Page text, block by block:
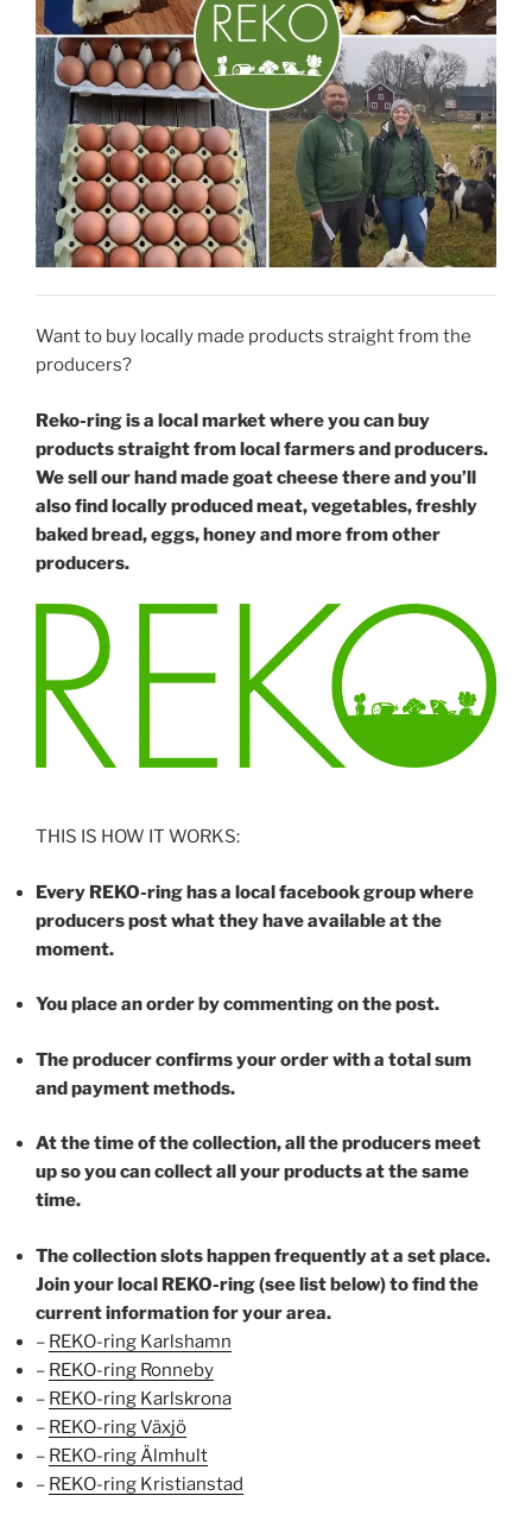
Want to buy locally made products straight from the
producers?
Reko-ring is a local market where you can buy
products straight from local farmers and producers.
We sell our hand made goat cheese there and you’ll
also find locally produced meat, vegetables, freshly
baked bread, eggs, honey and more from other
producers.
THIS IS HOW IT WORKS:
Every REKO-ring has a local facebook group where
producers post what they have available at the
moment.
You place an order by commenting on the post.
The producer confirms your order with a total sum
and payment methods.
At the time of the collection, all the producers meet
up so you can collect all your products at the same
time.
The collection slots happen frequently at a set place.
Join your local REKO-ring (see list below) to find the
current information for your area.
– REKO-ring Karlshamn
– REKO-ring Ronneby
– REKO-ring Karlskrona
– REKO-ring Växjö
– REKO-ring Älmhult
– REKO-ring Kristianstad